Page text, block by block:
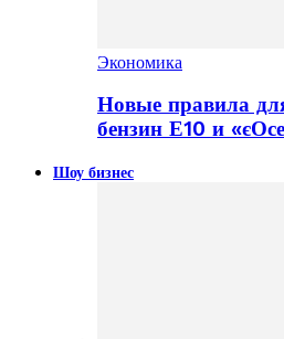
Экономика
Новые правила
бензин Е10 и
Шоу бизнес